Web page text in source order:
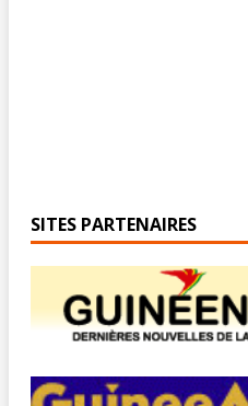
SITES PARTENAIRES